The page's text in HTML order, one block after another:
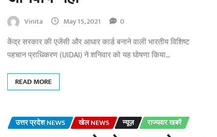
Vinita May 15, 2021 0
केंद्र सरकार की एजेंसी और आधार कार्ड बनाने वाली भारतीय विशिष्ट
पहचान प्राधिकरण (UIDAI) ने शनिवार को यह घोषणा किया…
READ MORE
उत्तर प्रदेश NEWS खेल NEWS न्यूज़ राज्यवार खबरें